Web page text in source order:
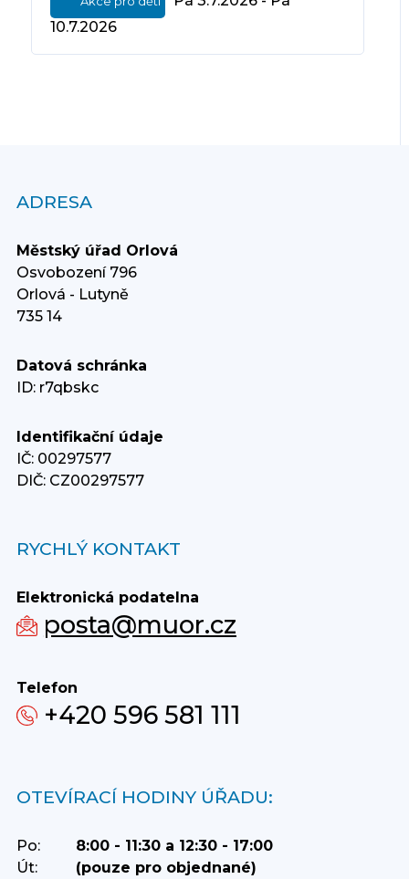
10.7.2026
ADRESA
Městský úřad Orlová
Osvobození 796
Orlová - Lutyně
735 14
Datová schránka
ID: r7qbskc
Identifikační údaje
IČ: 00297577
DIČ: CZ00297577
RYCHLÝ KONTAKT
Elektronická podatelna
posta@muor.cz
Telefon
+420 596 581 111
OTEVÍRACÍ HODINY ÚŘADU:
Po:
8:00 - 11:30 a 12:30 - 17:00
Út:
(pouze pro objednané)